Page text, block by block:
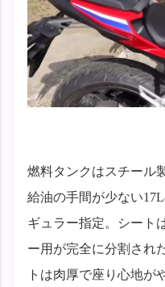
燃料タンクはスチール
給油の手間が少ない
ギュラー指定。シート
ー用が完全に分割され
トは肉厚で座り心地が